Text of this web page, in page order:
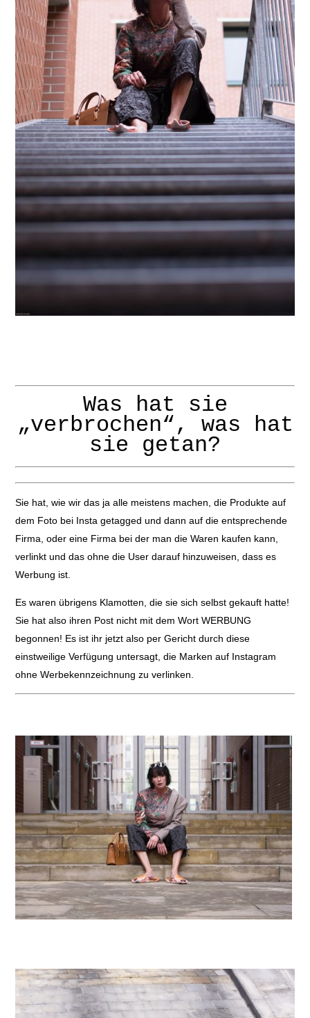
Was hat sie
„verbrochen“, was hat
sie getan?
Sie hat, wie wir das ja alle meistens machen, die Produkte auf
dem Foto bei Insta getagged und dann auf die entsprechende
Firma, oder eine Firma bei der man die Waren kaufen kann,
verlinkt und das ohne die User darauf hinzuweisen, dass es
Werbung ist.
Es waren übrigens Klamotten, die sie sich selbst gekauft hatte!
Sie hat also ihren Post nicht mit dem Wort WERBUNG
begonnen! Es ist ihr jetzt also per Gericht durch diese
einstweilige Verfügung untersagt, die Marken auf Instagram
ohne Werbekennzeichnung zu verlinken.